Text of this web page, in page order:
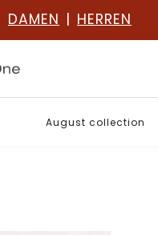
DAMEN | HERREN
August collection